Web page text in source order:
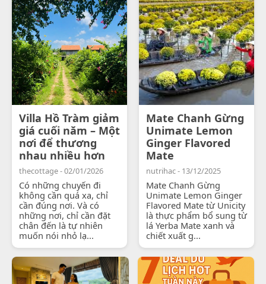
Villa Hồ Tràm giảm
giá cuối năm – Một
nơi để thương
nhau nhiều hơn
thecottage - 02/01/2026
Có những chuyến đi
không cần quá xa, chỉ
cần đúng nơi. Và có
những nơi, chỉ cần đặt
chân đến là tự nhiên
muốn nói nhỏ lạ...
Mate Chanh Gừng
Unimate Lemon
Ginger Flavored
Mate
nutrihac - 13/12/2025
Mate Chanh Gừng
Unimate Lemon Ginger
Flavored Mate từ Unicity
là thực phẩm bổ sung từ
lá Yerba Mate xanh và
chiết xuất g...